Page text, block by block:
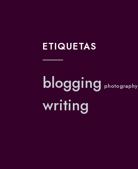
ETIQUETAS
blogging photography
writing